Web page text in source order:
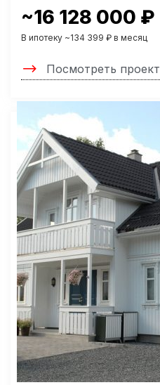
~16 128 000 ₽
В ипотеку ~134 399 ₽ в месяц
Посмотреть проект